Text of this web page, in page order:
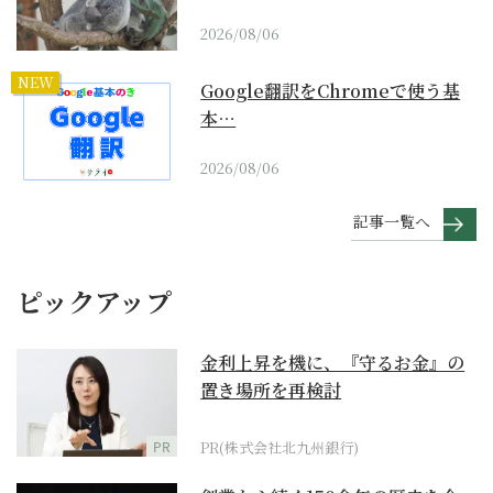
2026/08/06
NEW
Google翻訳をChromeで使う基
本…
2026/08/06
記事一覧へ
ピックアップ
PR
金利上昇を機に、『守るお金』の
置き場所を再検討
PR(株式会社北九州銀行)